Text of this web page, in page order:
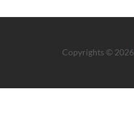
Copyrights © 2026